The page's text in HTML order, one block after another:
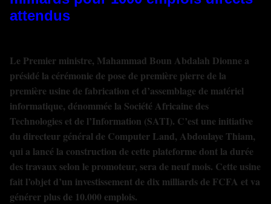
attendus
Le Premier ministre, Mahammad Boun Abdalah Dionne a
présidé la cérémonie de pose de première pierre de la
première usine de fabrication et d’assemblage de matériel
informatique, dénommée la Société Africaine des
Technologies et de l’Information (SATI). C’est une initiative
du directeur général de Computer Land, Abdoulaye Thiam,
qui a lancé la construction de cette plateforme dont la durée
des travaux selon le promoteur, sera de neuf mois. Cette usine
fait l’objet d’un investissement de dix milliards de FCFA et va
générer plus de 10.000 emplois.